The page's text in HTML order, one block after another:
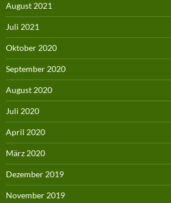
August 2021
Juli 2021
Oktober 2020
September 2020
August 2020
Juli 2020
April 2020
März 2020
Dezember 2019
November 2019